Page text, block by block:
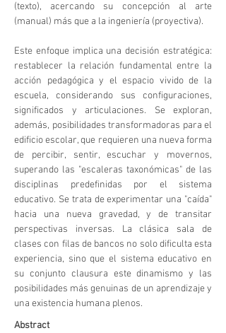
(texto), acercando su concepción al arte
(manual) más que a la ingeniería (proyectiva).
Este enfoque implica una decisión estratégica:
restablecer la relación fundamental entre la
acción pedagógica y el espacio vivido de la
escuela, considerando sus configuraciones,
significados y articulaciones. Se exploran,
además, posibilidades transformadoras para el
edificio escolar, que requieren una nueva forma
de percibir, sentir, escuchar y movernos,
superando las "escaleras taxonómicas" de las
disciplinas predefinidas por el sistema
educativo. Se trata de experimentar una "caída"
hacia una nueva gravedad, y de transitar
perspectivas inversas. La clásica sala de
clases con filas de bancos no solo dificulta esta
experiencia, sino que el sistema educativo en
su conjunto clausura este dinamismo y las
posibilidades más genuinas de un aprendizaje y
una existencia humana plenos.
Abstract